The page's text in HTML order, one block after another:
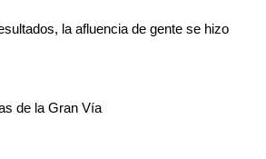
la afluencia de gente se hizo
de la Gran Vía